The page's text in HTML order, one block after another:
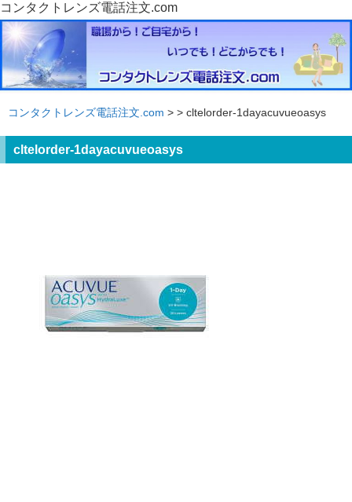
コンタクトレンズ電話注文.com
コンタクトレンズ電話注文.com > > cltelorder-1dayacuvueoasys
cltelorder-1dayacuvueoasys